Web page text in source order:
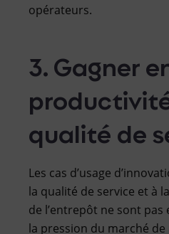
opérateurs.
3. Gagner
qualité de
Les cas d’usage
la qualité de service et à
de l’entrepôt ne sont
la pression du marché